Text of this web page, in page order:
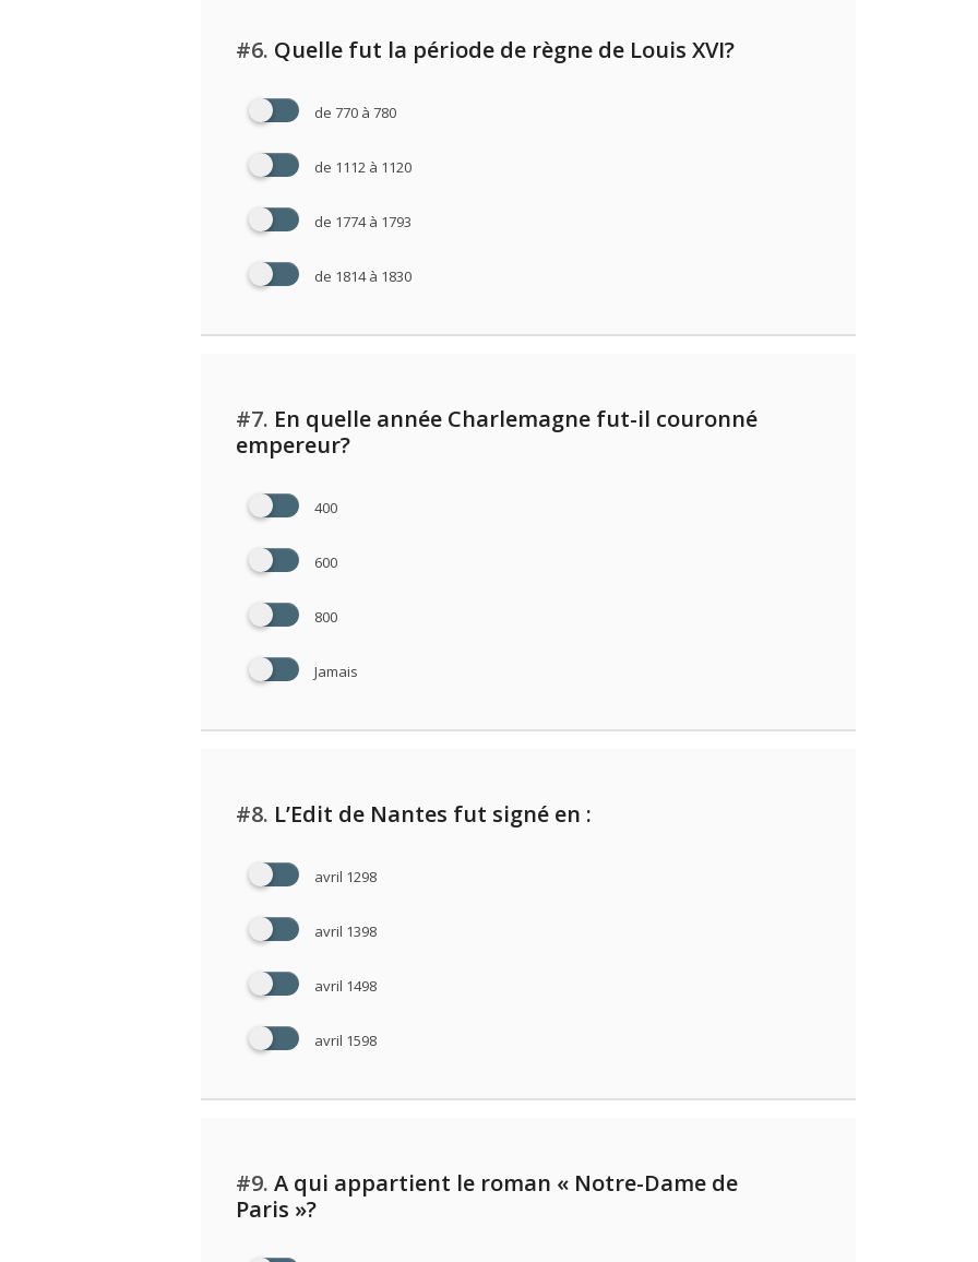
#6. Quelle fut la période de règne de Louis XVI?
de 770 à 780
de 1112 à 1120
de 1774 à 1793
de 1814 à 1830
#7. En quelle année Charlemagne fut-il couronné
empereur?
400
600
800
Jamais
#8. L’Edit de Nantes fut signé en :
avril 1298
avril 1398
avril 1498
avril 1598
#9. A qui appartient le roman « Notre-Dame de
Paris »?